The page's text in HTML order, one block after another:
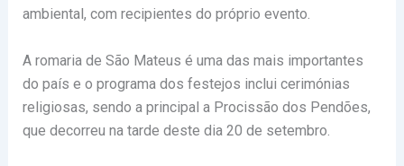
ambiental, com recipientes do próprio evento.
A romaria de São Mateus é uma das mais importantes
do país e o programa dos festejos inclui cerimónias
religiosas, sendo a principal a Procissão dos Pendões,
que decorreu na tarde deste dia 20 de setembro.